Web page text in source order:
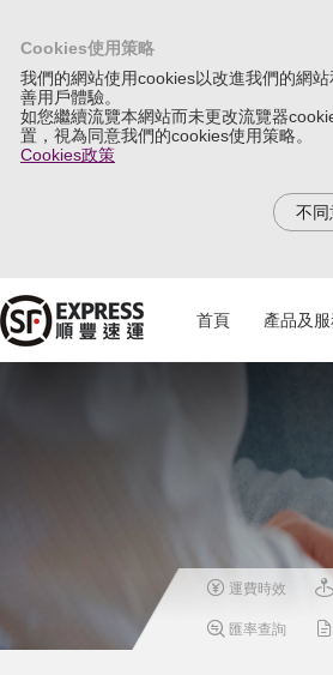
Cookies使用策略
我們的網站使用cookies以改進我們的網站
善用戶體驗。
如您繼續流覽本網站而未更改流覽器
置，視為同意我們的cookies使用策略。
Cookies政策
不同
首頁 產品及服
運費時效
匯率查詢